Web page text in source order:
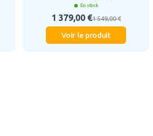
En stock
1 379,00 €1 549,00 €
Voir le produit